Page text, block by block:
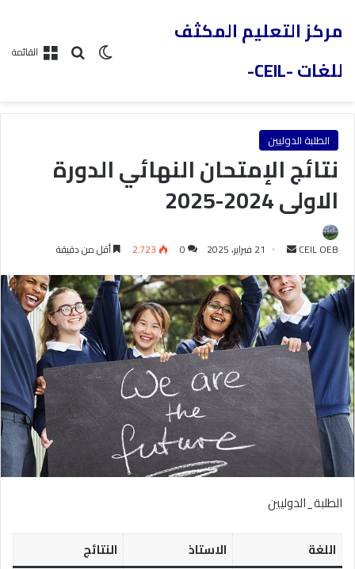
القائمة
مركز التعليم المكثف
للغات -CEIL-
الطلبة الدوليين
نتائج الإمتحان النهائي الدورة
الاولى 2024-2025
CEIL OEB 21 فبراير، 2025 0 2٬723 أقل من دقيقة
الطلبة_الدوليين
اللغة الاستاذ
النتائج